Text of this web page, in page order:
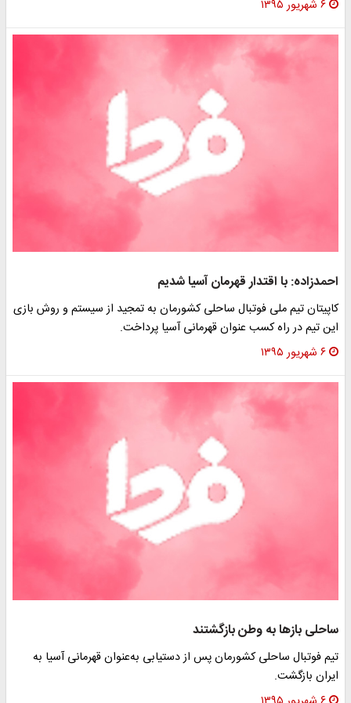
۶ شهریور ۱۳۹۵
احمدزاده: با اقتدار قهرمان آسیا شدیم
کاپیتان تیم ملی فوتبال ساحلی کشورمان به تمجید از سیستم و روش بازی
این تیم در راه کسب عنوان قهرمانی آسیا پرداخت.
۶ شهریور ۱۳۹۵
ساحلی باز‌ها به وطن بازگشتند
تیم فوتبال ساحلی کشورمان پس از دستیابی به‌عنوان قهرمانی آسیا به
ایران بازگشت.